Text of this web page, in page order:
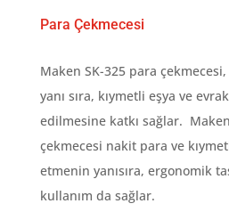
Para Çekmecesi
Maken SK-325 para çekmecesi,
yanı sıra, kıymetli eşya ve
edilmesine katkı sağlar.
çekmecesi nakit para ve
etmenin yanısıra, ergonomik
kullanım da sağlar.